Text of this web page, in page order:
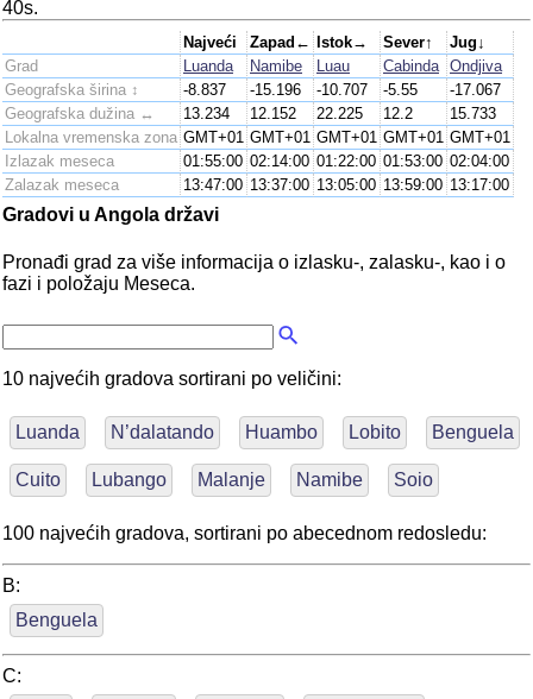
40s.
Najveći Zapad← Istok→ Sever↑
Jug↓
Grad
Luanda Namibe Luau Cabinda Ondjiva
Geografska širina ↕
-8.837 -15.196 -10.707 -5.55
-17.067
Geografska dužina ↔
13.234 12.152 22.225 12.2
15.733
Lokalna vremenska zona GMT+01 GMT+01 GMT+01 GMT+01 GMT+01
Izlazak meseca
01:55:00 02:14:00 01:22:00 01:53:00 02:04:00
Zalazak meseca
13:47:00 13:37:00 13:05:00 13:59:00 13:17:00
Gradovi u Angola državi
Pronađi grad za više informacija o izlasku-, zalasku-, kao i o
fazi i položaju Meseca.
10 najvećih gradova sortirani po veličini:
Luanda N’dalatando Huambo Lobito Benguela
Cuito Lubango Malanje Namibe Soio
100 najvećih gradova, sortirani po abecednom redosledu:
B:
Benguela
C: